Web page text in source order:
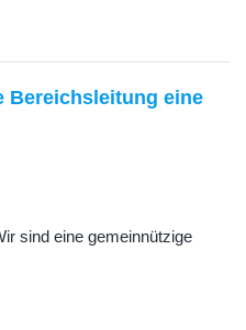
Bereichsleitung eine
sind eine gemeinnützige